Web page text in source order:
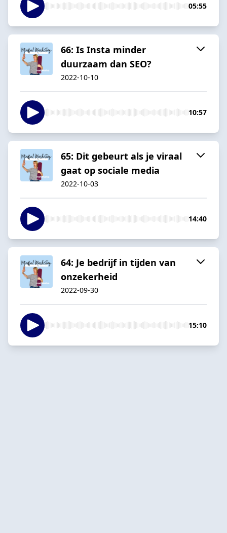
05:55
66: Is Insta minder
duurzaam dan SEO?
2022-10-10
10:57
65: Dit gebeurt als je viraal
gaat op sociale media
2022-10-03
14:40
64: Je bedrijf in tijden van
onzekerheid
2022-09-30
15:10